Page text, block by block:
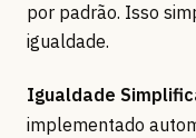
por padrão. Isso
igualdade.
Igualdade
implementado